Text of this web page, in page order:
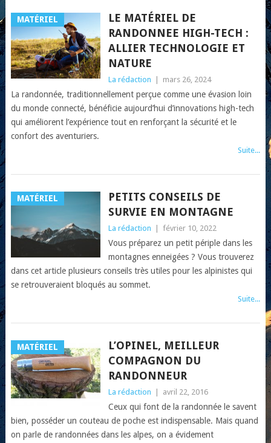
MATÉRIEL
LE MATÉRIEL DE
RANDONNEE HIGH-TECH :
ALLIER TECHNOLOGIE ET
NATURE
La rédaction mars 26, 2024
La randonnée, traditionnellement perçue comme une évasion loin
du monde connecté, bénéficie aujourd’hui d’innovations high-tech
qui améliorent l’expérience tout en renforçant la sécurité et le
confort des aventuriers.
Suite...
MATÉRIEL
PETITS CONSEILS DE
SURVIE EN MONTAGNE
La rédaction février 10, 2022
Vous préparez un petit périple dans les
montagnes enneigées ? Vous trouverez
dans cet article plusieurs conseils très utiles pour les alpinistes qui
se retrouveraient bloqués au sommet.
Suite...
MATÉRIEL
L’OPINEL, MEILLEUR
COMPAGNON DU
RANDONNEUR
La rédaction avril 22, 2016
Ceux qui font de la randonnée le savent
bien, posséder un couteau de poche est indispensable. Mais quand
on parle de randonnées dans les alpes, on a évidement